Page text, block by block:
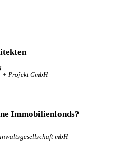
+ Projekt GmbH
Immobilienfonds?
mbH